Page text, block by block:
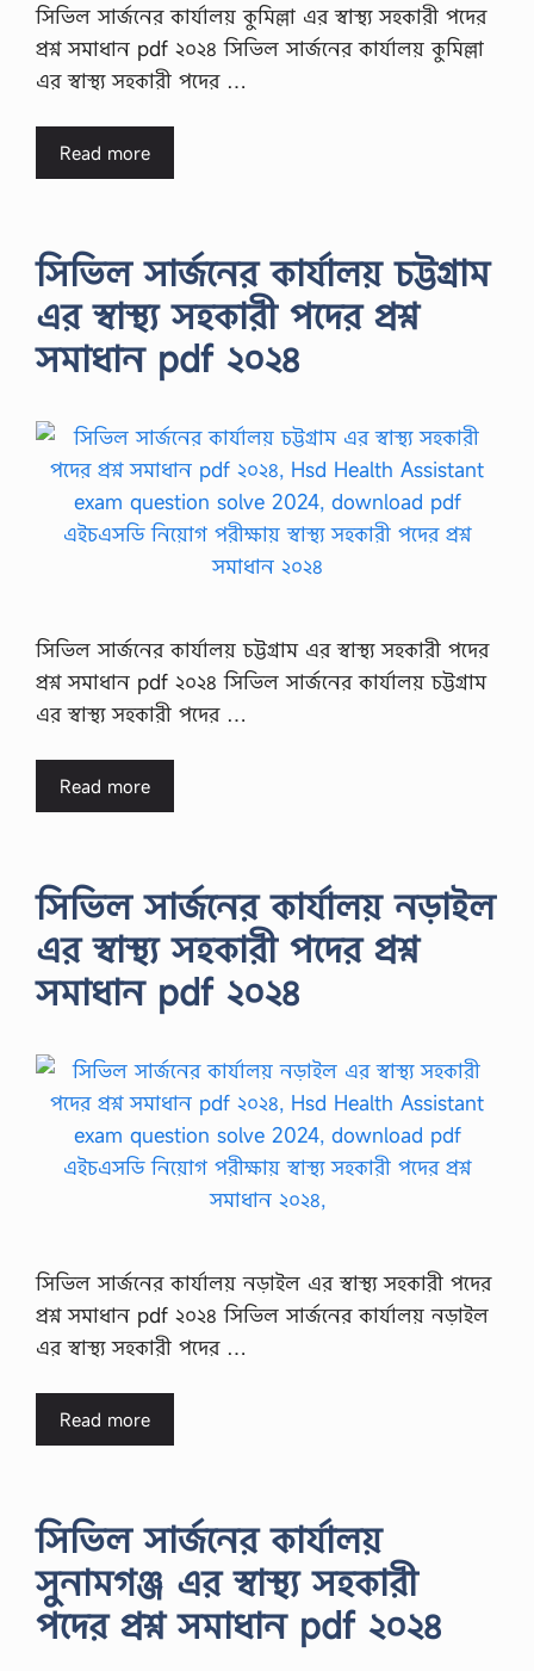
সিভিল সার্জনের কার্যালয় কুমিল্লা এর স্বাস্থ্য সহকারী পদের
প্রশ্ন সমাধান pdf ২০২৪ সিভিল সার্জনের কার্যালয় কুমিল্লা
এর স্বাস্থ্য সহকারী পদের …
Read more
সিভিল সার্জনের কার্যালয় চট্টগ্রাম
এর স্বাস্থ্য সহকারী পদের প্রশ্ন
সমাধান pdf ২০২৪
সিভিল সার্জনের কার্যালয় চট্টগ্রাম এর স্বাস্থ্য সহকারী পদের
প্রশ্ন সমাধান pdf ২০২৪ সিভিল সার্জনের কার্যালয় চট্টগ্রাম
এর স্বাস্থ্য সহকারী পদের …
Read more
সিভিল সার্জনের কার্যালয় নড়াইল
এর স্বাস্থ্য সহকারী পদের প্রশ্ন
সমাধান pdf ২০২৪
সিভিল সার্জনের কার্যালয় নড়াইল এর স্বাস্থ্য সহকারী পদের
প্রশ্ন সমাধান pdf ২০২৪ সিভিল সার্জনের কার্যালয় নড়াইল
এর স্বাস্থ্য সহকারী পদের …
Read more
সিভিল সার্জনের কার্যালয়
সুনামগঞ্জ এর স্বাস্থ্য সহকারী
পদের প্রশ্ন সমাধান pdf ২০২৪